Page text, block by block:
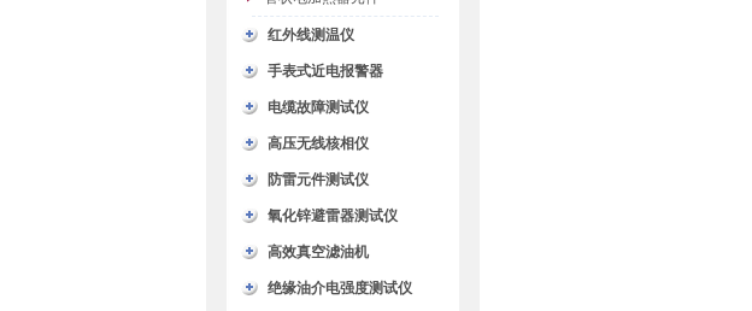
红外线测温仪
手表式近电报警器
电缆故障测试仪
高压无线核相仪
防雷元件测试仪
氧化锌避雷器测试仪
高效真空滤油机
绝缘油介电强度测试仪